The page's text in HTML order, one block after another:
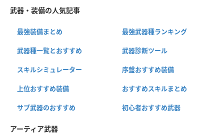
武器・装備の人気記事
最強装備まとめ 最強武器種ランキング
武器種一覧とおすすめ 武器診断ツール
スキルシミュレーター 序盤おすすめ装備
上位おすすめ装備 おすすめスキルまとめ
サブ武器のおすすめ 初心者おすすめ武器
アーティア武器